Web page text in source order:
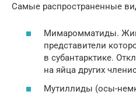
Самые распространенные
Мимаромматиды.
представители
в субантарктике.
на яйца других
Мутиллиды (осы-